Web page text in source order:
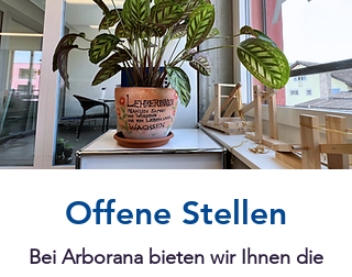
Offene Stellen
Bei Arborana bieten wir Ihnen die